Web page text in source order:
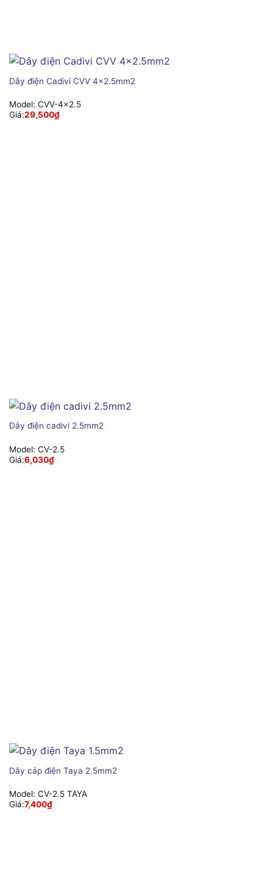
Dây điện Cadivi CVV 4×2.5mm2
Model: CVV-4×2.5
Giá:29,500₫
Dây điện cadivi 2.5mm2
Model: CV-2.5
Giá:6,030₫
Dây cáp điện Taya 2.5mm2
Model: CV-2.5 TAYA
Giá:7,400₫